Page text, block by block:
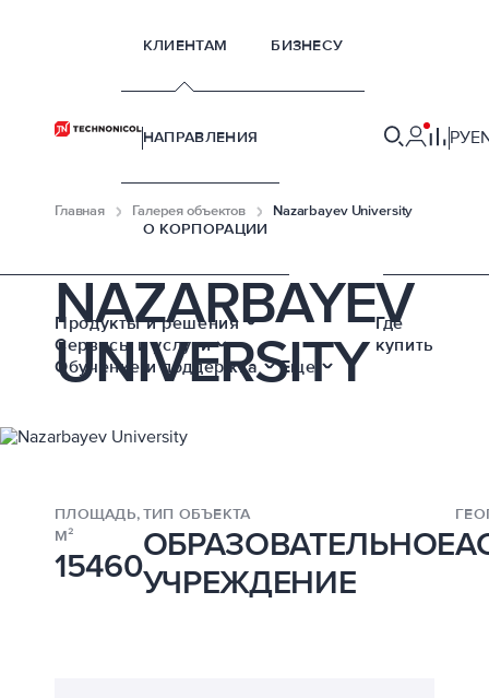
КЛИЕНТАМ БИЗНЕСУ
НАПРАВЛЕНИЯ
О КОРПОРАЦИИ
РУ
Продукты и решения
Сервисы и услуги
Обучение и поддержка
Еще
Где
купить
Главная Галерея объектов Nazarbayev University
NAZARBAYEV
UNIVERSITY
ПЛОЩАДЬ,
М²
15460
ТИП ОБЪЕКТА
ОБРАЗОВАТЕЛЬНОЕ
УЧРЕЖДЕНИЕ